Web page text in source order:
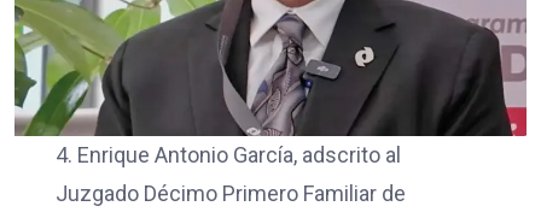
4. Enrique Antonio García, adscrito al
Juzgado Décimo Primero Familiar de